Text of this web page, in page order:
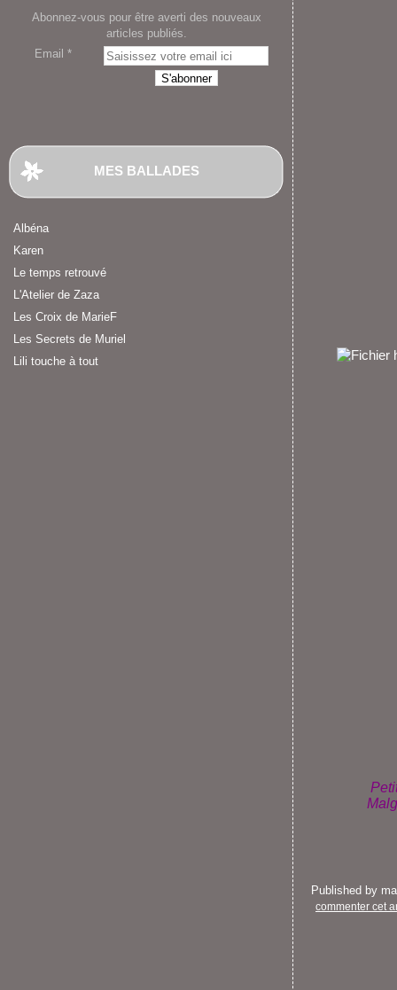
Abonnez-vous pour être averti des nouveaux
articles publiés.
Email
MES BALLADES
Albéna
Karen
Le temps retrouvé
L'Atelier de Zaza
Les Croix de MarieF
Les Secrets de Muriel
Lili touche à tout
Published by
commenter cet